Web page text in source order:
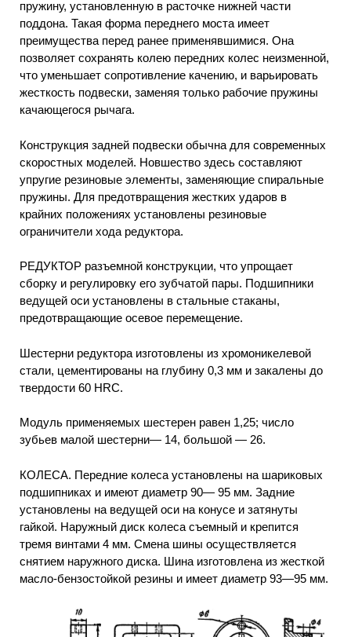
пружину, установленную в расточке нижней части
поддона. Такая форма переднего моста имеет
преимущества перед ранее применявшимися. Она
позволяет сохранять колею передних колес неизменной,
что уменьшает сопротивление качению, и варьировать
жесткость подвески, заменяя только рабочие пружины
качающегося рычага.
Конструкция задней подвески обычна для современных
скоростных моделей. Новшество здесь составляют
упругие резиновые элементы, заменяющие спиральные
пружины. Для предотвращения жестких ударов в
крайних положениях установлены резиновые
ограничители хода редуктора.
РЕДУКТОР разъемной конструкции, что упрощает
сборку и регулировку его зубчатой пары. Подшипники
ведущей оси установлены в стальные стаканы,
предотвращающие осевое перемещение.
Шестерни редуктора изготовлены из хромоникелевой
стали, цементированы на глубину 0,3 мм и закалены до
твердости 60 HRC.
Модуль применяемых шестерен равен 1,25; число
зубьев малой шестерни— 14, большой — 26.
КОЛЕСА. Передние колеса установлены на шариковых
подшипниках и имеют диаметр 90— 95 мм. Задние
установлены на ведущей оси на конусе и затянуты
гайкой. Наружный диск колеса съемный и крепится
тремя винтами 4 мм. Смена шины осуществляется
снятием наружного диска. Шина изготовлена из жесткой
масло-бензостойкой резины и имеет диаметр 93—95 мм.